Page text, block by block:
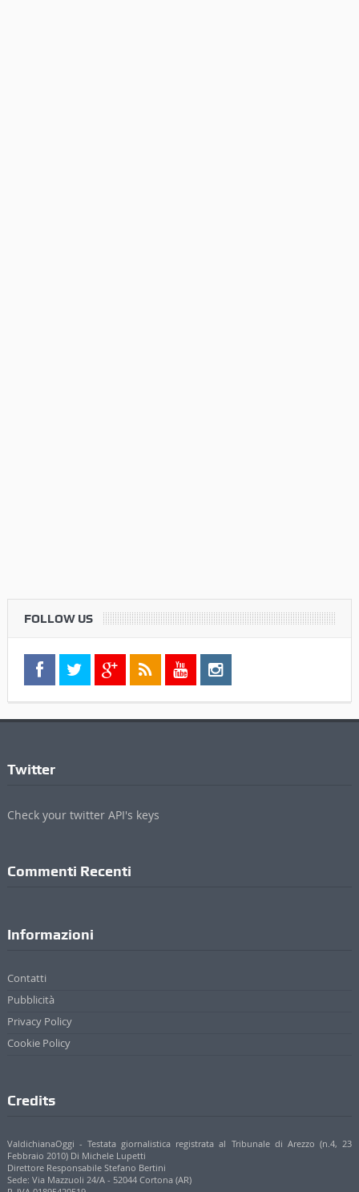
FOLLOW US
Twitter
Check your twitter API's keys
Commenti Recenti
Informazioni
Contatti
Pubblicità
Privacy Policy
Cookie Policy
Credits
ValdichianaOggi - Testata giornalistica registrata al Tribunale di Arezzo (n.4, 23
Febbraio 2010) Di Michele Lupetti
Direttore Responsabile Stefano Bertini
Sede: Via Mazzuoli 24/A - 52044 Cortona (AR)